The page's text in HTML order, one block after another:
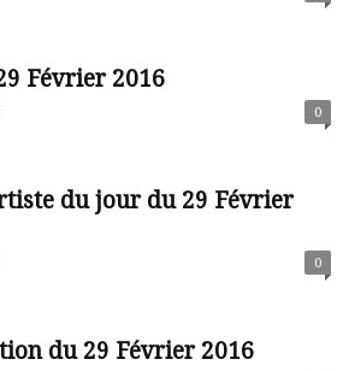
Février 2016
0
du jour du 29 Février
0
du 29 Février 2016